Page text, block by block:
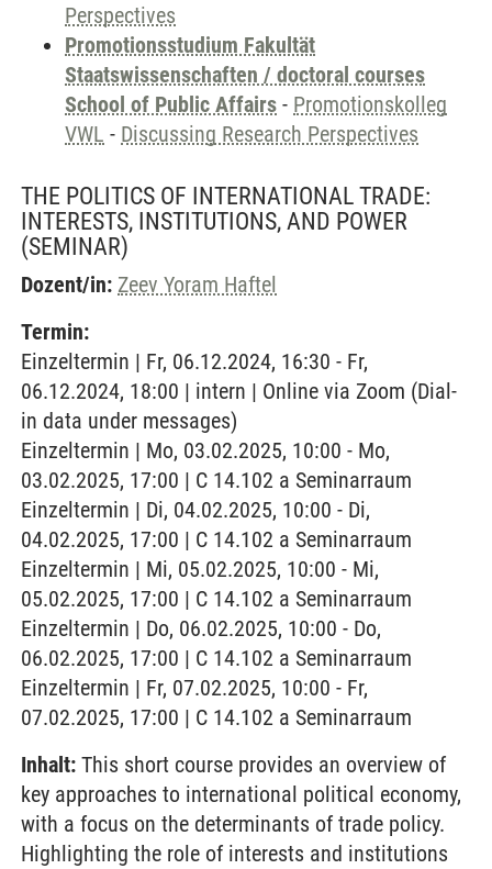
Perspectives
Promotionsstudium Fakultät
Staatswissenschaften / doctoral courses
School of Public Affairs - Promotionskolleg
VWL - Discussing Research Perspectives
THE POLITICS OF INTERNATIONAL TRADE:
INTERESTS, INSTITUTIONS, AND POWER
(SEMINAR)
Dozent/in: Zeev Yoram Haftel
Termin:
Einzeltermin | Fr, 06.12.2024, 16:30 - Fr,
06.12.2024, 18:00 | intern | Online via Zoom (Dial-
in data under messages)
Einzeltermin | Mo, 03.02.2025, 10:00 - Mo,
03.02.2025, 17:00 | C 14.102 a Seminarraum
Einzeltermin | Di, 04.02.2025, 10:00 - Di,
04.02.2025, 17:00 | C 14.102 a Seminarraum
Einzeltermin | Mi, 05.02.2025, 10:00 - Mi,
05.02.2025, 17:00 | C 14.102 a Seminarraum
Einzeltermin | Do, 06.02.2025, 10:00 - Do,
06.02.2025, 17:00 | C 14.102 a Seminarraum
Einzeltermin | Fr, 07.02.2025, 10:00 - Fr,
07.02.2025, 17:00 | C 14.102 a Seminarraum
Inhalt: This short course provides an overview of
key approaches to international political economy,
with a focus on the determinants of trade policy.
Highlighting the role of interests and institutions